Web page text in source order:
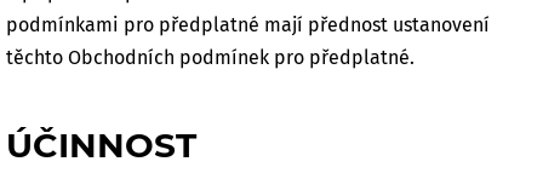
podmínkami pro předplatné mají přednost ustanovení
těchto Obchodních podmínek pro předplatné.
ÚČINNOST